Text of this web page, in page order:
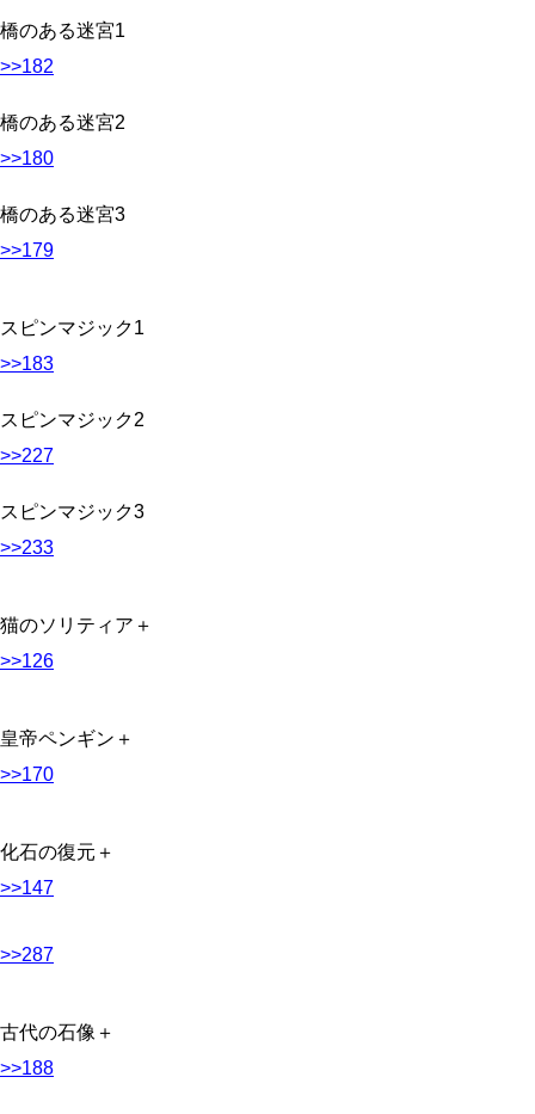
橋のある迷宮1
>>182
橋のある迷宮2
>>180
橋のある迷宮3
>>179
スピンマジック1
>>183
スピンマジック2
>>227
スピンマジック3
>>233
猫のソリティア＋
>>126
皇帝ペンギン＋
>>170
化石の復元＋
>>147
>>287
古代の石像＋
>>188